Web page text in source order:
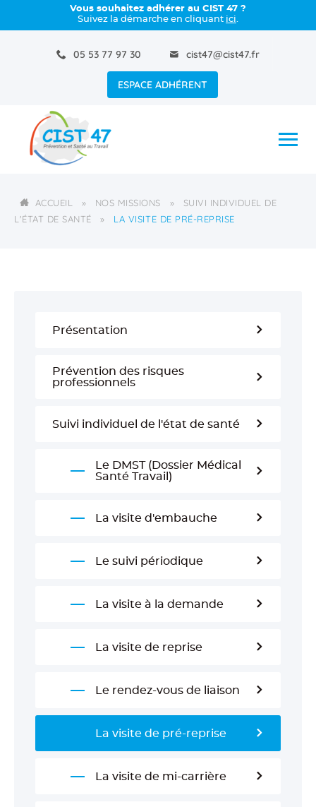
Vous souhaitez adhérer au CIST 47 ?
Suivez la démarche en cliquant ici.
05 53 77 97 30 cist47@cist47.fr
ESPACE ADHÉRENT
ACCUEIL » NOS MISSIONS »
SUIVI INDIVIDUEL DE
L'ÉTAT DE SANTÉ
» LA VISITE DE PRÉ-REPRISE
Présentation
Prévention des risques
professionnels
Suivi individuel de l'état de santé
Le DMST (Dossier Médical
Santé Travail)
La visite d'embauche
Le suivi périodique
La visite à la demande
La visite de reprise
Le rendez-vous de liaison
La visite de pré-reprise
La visite de mi-carrière